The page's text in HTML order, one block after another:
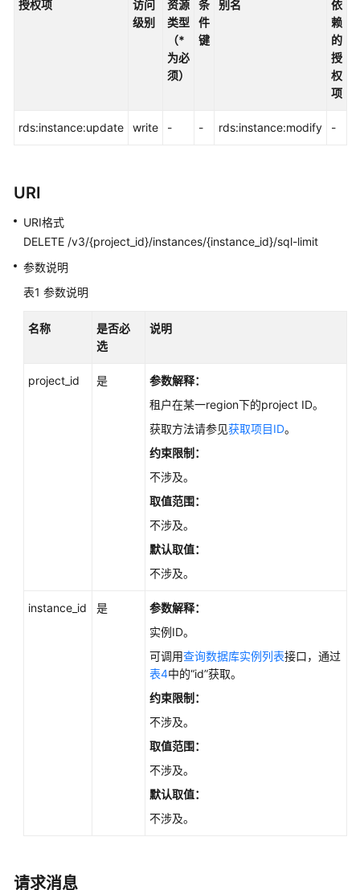
户
实
能
皮
书
API
参
考
用
API
授权项
访问
级别
资源
类型
（*
为必
须）
条
件
键
别名
依
赖
的
授
权
项
rds:instance:update write - - rds:instance:modify -
URI
URI格式
DELETE /v3/{project_id}/instances/{instance_id}/sql-limit
参数说明
表1 参数说明
名称
是否必
选
说明
project_id 是
参数解释：
租户在某一region下的project ID。
获取方法请参见获取项目ID。
约束限制：
不涉及。
取值范围：
不涉及。
默认取值：
不涉及。
instance_id 是
参数解释：
实例ID。
可调用查询数据库实例列表接口，通过
表4中的“id”获取。
约束限制：
不涉及。
取值范围：
不涉及。
默认取值：
不涉及。
请求消息